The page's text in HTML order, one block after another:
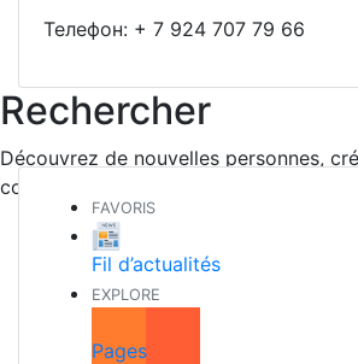
Телефон: + 7 924 707 79 66
Rechercher
Découvrez de nouvelles personnes,
connexions et faire de nouveaux amis
FAVORIS
Fil d’actualités
EXPLORE
Pages